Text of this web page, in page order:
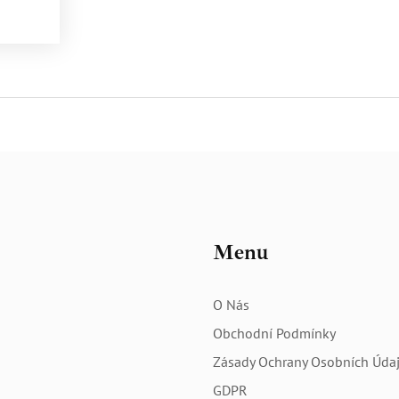
na
Menu
O Nás
Obchodní Podmínky
Zásady Ochrany Osobních
GDPR